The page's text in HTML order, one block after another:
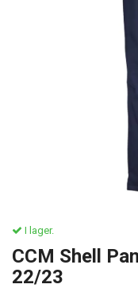
I lager.
CCM Shell
22/23